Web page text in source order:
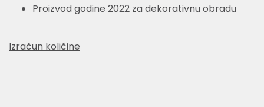
Proizvod godine 2022 za dekorativnu obradu
Izračun količine